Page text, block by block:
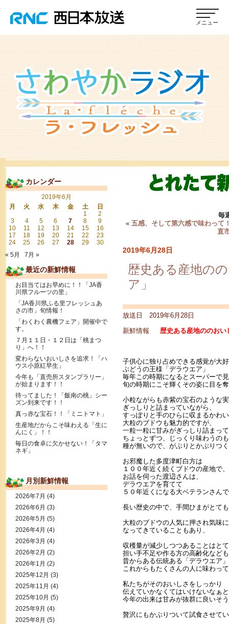
毎
« 五感、そして第六感で味わって
直
2019年6月28日
歴史ある産地の
ア」
放送日 2019年6月28日
新鮮情報
歴史ある産地ののおい
子供心に独り占めできる感覚が大
ぶどうの王様「デラウエア」
毎年この時期になるとスーパーで
旬の時期にこそ輝くその姿に目を
小粒ながらも赤紫の宝石のような
ぎっしりと詰まっていながら、
すっぽりと手のひらに収まるかわ
大粒のブドウも魅力的ですが、
一粒一粒に甘みがぎっしり詰まっ
ちょっとずつ、じっくり味わうの
種が無いので、がぶりとかぶりつ
お邪魔した多度津町白方は
１００年近く続くブドウの産地で、
お話を伺った渡辺さんは、
デラウエアを育てて
５０年近くになる大ベテランさん
長い歴史の中で、手間ひまがとて
大粒のブドウの人気に押され気味に
なってきていることもあり、
収穫量が減少しつつあることはと
担い手不足や作る方の高齢化など
昔からある伝統ある「デラウエア
これからもたくさんの人に味わっ
私たちがそのおいしさをしっかり
伝えていかなくてはいけないなぁ
今年の出来は甘みが抜群に良いそ
贅沢にもかぶりついて試食させて
カレンダー
2019年6月
月
火 水 木 金 土
日
1
2
3
4 5 6 7 8
9
10
11 12 13 14 15
16
17
18 19 20 21 22
23
24
25 26 27 28 29
30
« 5月
7月 »
最近の新鮮情報
お目当てはお早めに！！「JA香
川県フルーツの里」
「JA香川県ふる里フレッシュあ
さの市」旬情報！
「わくわく農機フェア」開催中で
す。
７月１１日・１２日は「桃まつ
り」へ！！
変わらないおいしさを追求！「ハ
ウス小原紅早生」
今年も「直売所スタンプラリー」
が始まります！！
待ってました！「飯南の桃」シー
ズン到来です！！
真っ赤な宝石！！「ミニトマト」
生産地だからこそ味わえる「生に
んにく」！！
毎日の食卓に欠かせない！「タマ
ネギ」
月別新鮮情報
2026年7月 (4)
2026年6月 (3)
2026年5月 (5)
2026年4月 (4)
2026年3月 (4)
2026年2月 (2)
2026年1月 (2)
2025年12月 (3)
2025年11月 (4)
2025年10月 (5)
2025年9月 (4)
2025年8月 (5)